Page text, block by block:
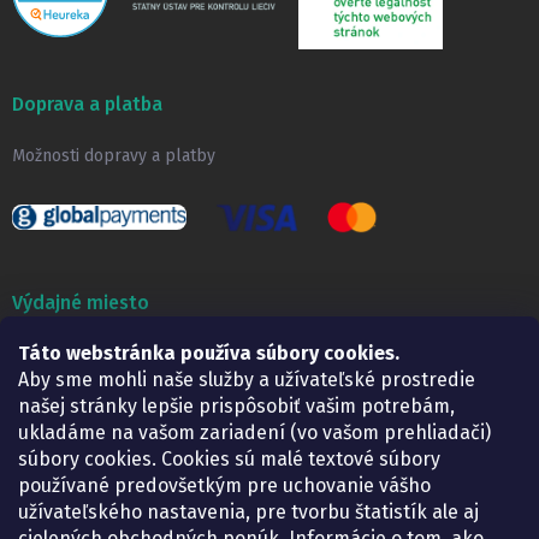
Táto webstránka používa súbory cookies.
Aby sme mohli naše služby a užívateľské prostredie
našej stránky lepšie prispôsobiť vašim potrebám,
ukladáme na vašom zariadení (vo vašom prehliadači)
súbory cookies. Cookies sú malé textové súbory
používané predovšetkým pre uchovanie vášho
užívateľského nastavenia, pre tvorbu štatistík ale aj
Doprava a platba
Možnosti dopravy a platby
Výdajné miesto
Lekáreň ADONAI
Košice – Smetanova 2
Pondelok:
07.30 – 15.30 h.
Utorok:
07.30 – 16.00 h.
Streda:
07.30 – 16.00 h.
Štvrtok:
07.30 – 15.30 h.
Piatok:
07.30 – 15.30 h.